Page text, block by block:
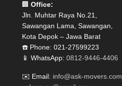
🏢 Office:
Jln. Muhtar Raya No.21,
Sawangan Lama, Sawangan,
Kota Depok – Jawa Barat
☎️ Phone: 021-27599223
📱 WhatsApp: 0812-9446-4406
✉️ Email: info@ask-movers.com